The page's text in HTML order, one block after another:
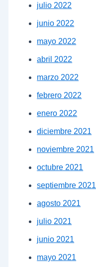
julio 2022
junio 2022
mayo 2022
abril 2022
marzo 2022
febrero 2022
enero 2022
diciembre 2021
noviembre 2021
octubre 2021
septiembre 2021
agosto 2021
julio 2021
junio 2021
mayo 2021